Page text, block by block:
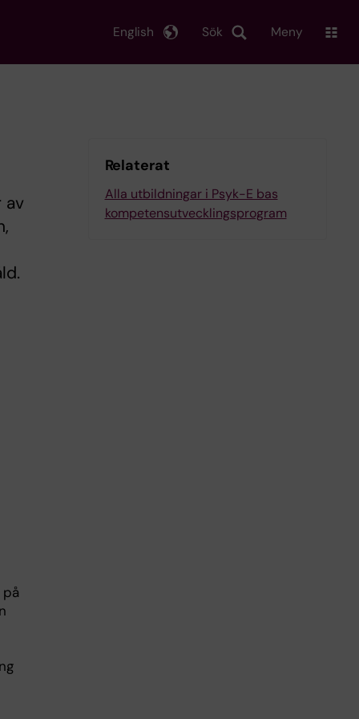
Sök
English Meny
av
Relaterat
Alla utbildningar i Psyk-E bas
kompetensutvecklingsprogram